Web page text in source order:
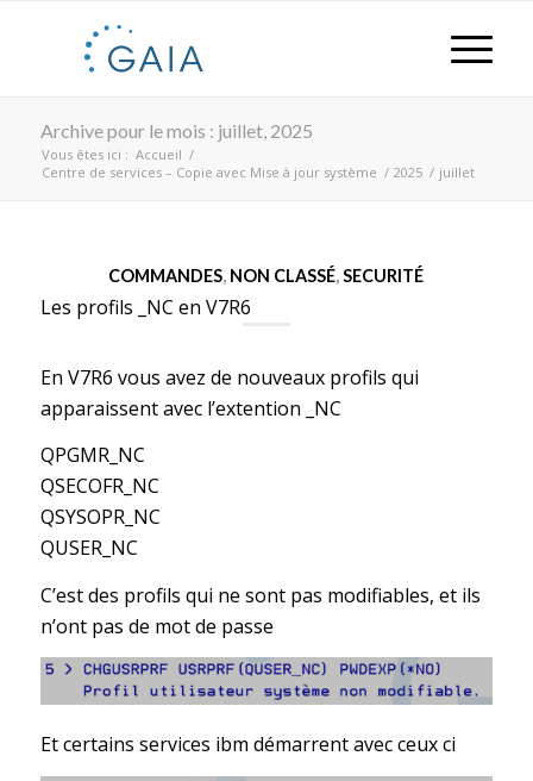
Archive pour le mois : juillet, 2025
Vous êtes ici : Accueil /
Centre de services – Copie avec Mise à jour système / 2025 / juillet
COMMANDES, NON CLASSÉ,SECURITÉ
Les profils _NC en V7R6
En V7R6 vous avez de nouveaux profils qui
apparaissent avec l’extention _NC
QPGMR_NC
QSECOFR_NC
QSYSOPR_NC
QUSER_NC
C’est des profils qui ne sont pas modifiables, et ils
n’ont pas de mot de passe
Et certains services ibm démarrent avec ceux ci